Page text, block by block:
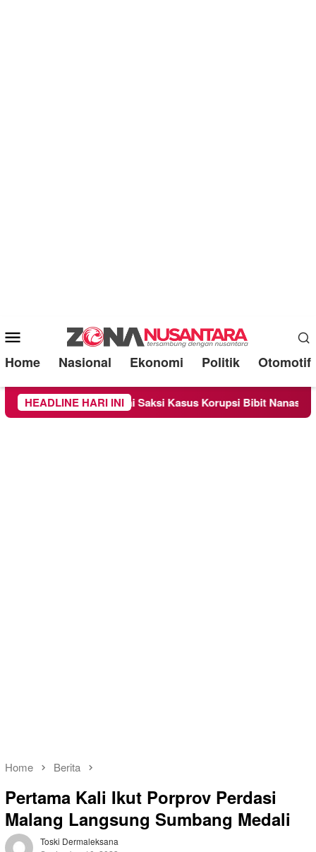
Mobile
Menu
Home Nasional Ekonomi Politik Otomotif
HEADLINE HARI INI
Sebagai Saksi Kasus Korupsi Bibit Nanas Sulsel Rp 52,4
Home Berita
Pertama Kali Ikut Porprov Perdasi
Malang Langsung Sumbang Medali
Toski Dermaleksana